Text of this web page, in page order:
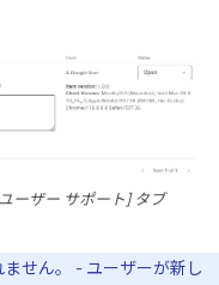
ーザー サポート] タブ
せん。 - ユーザーが新し